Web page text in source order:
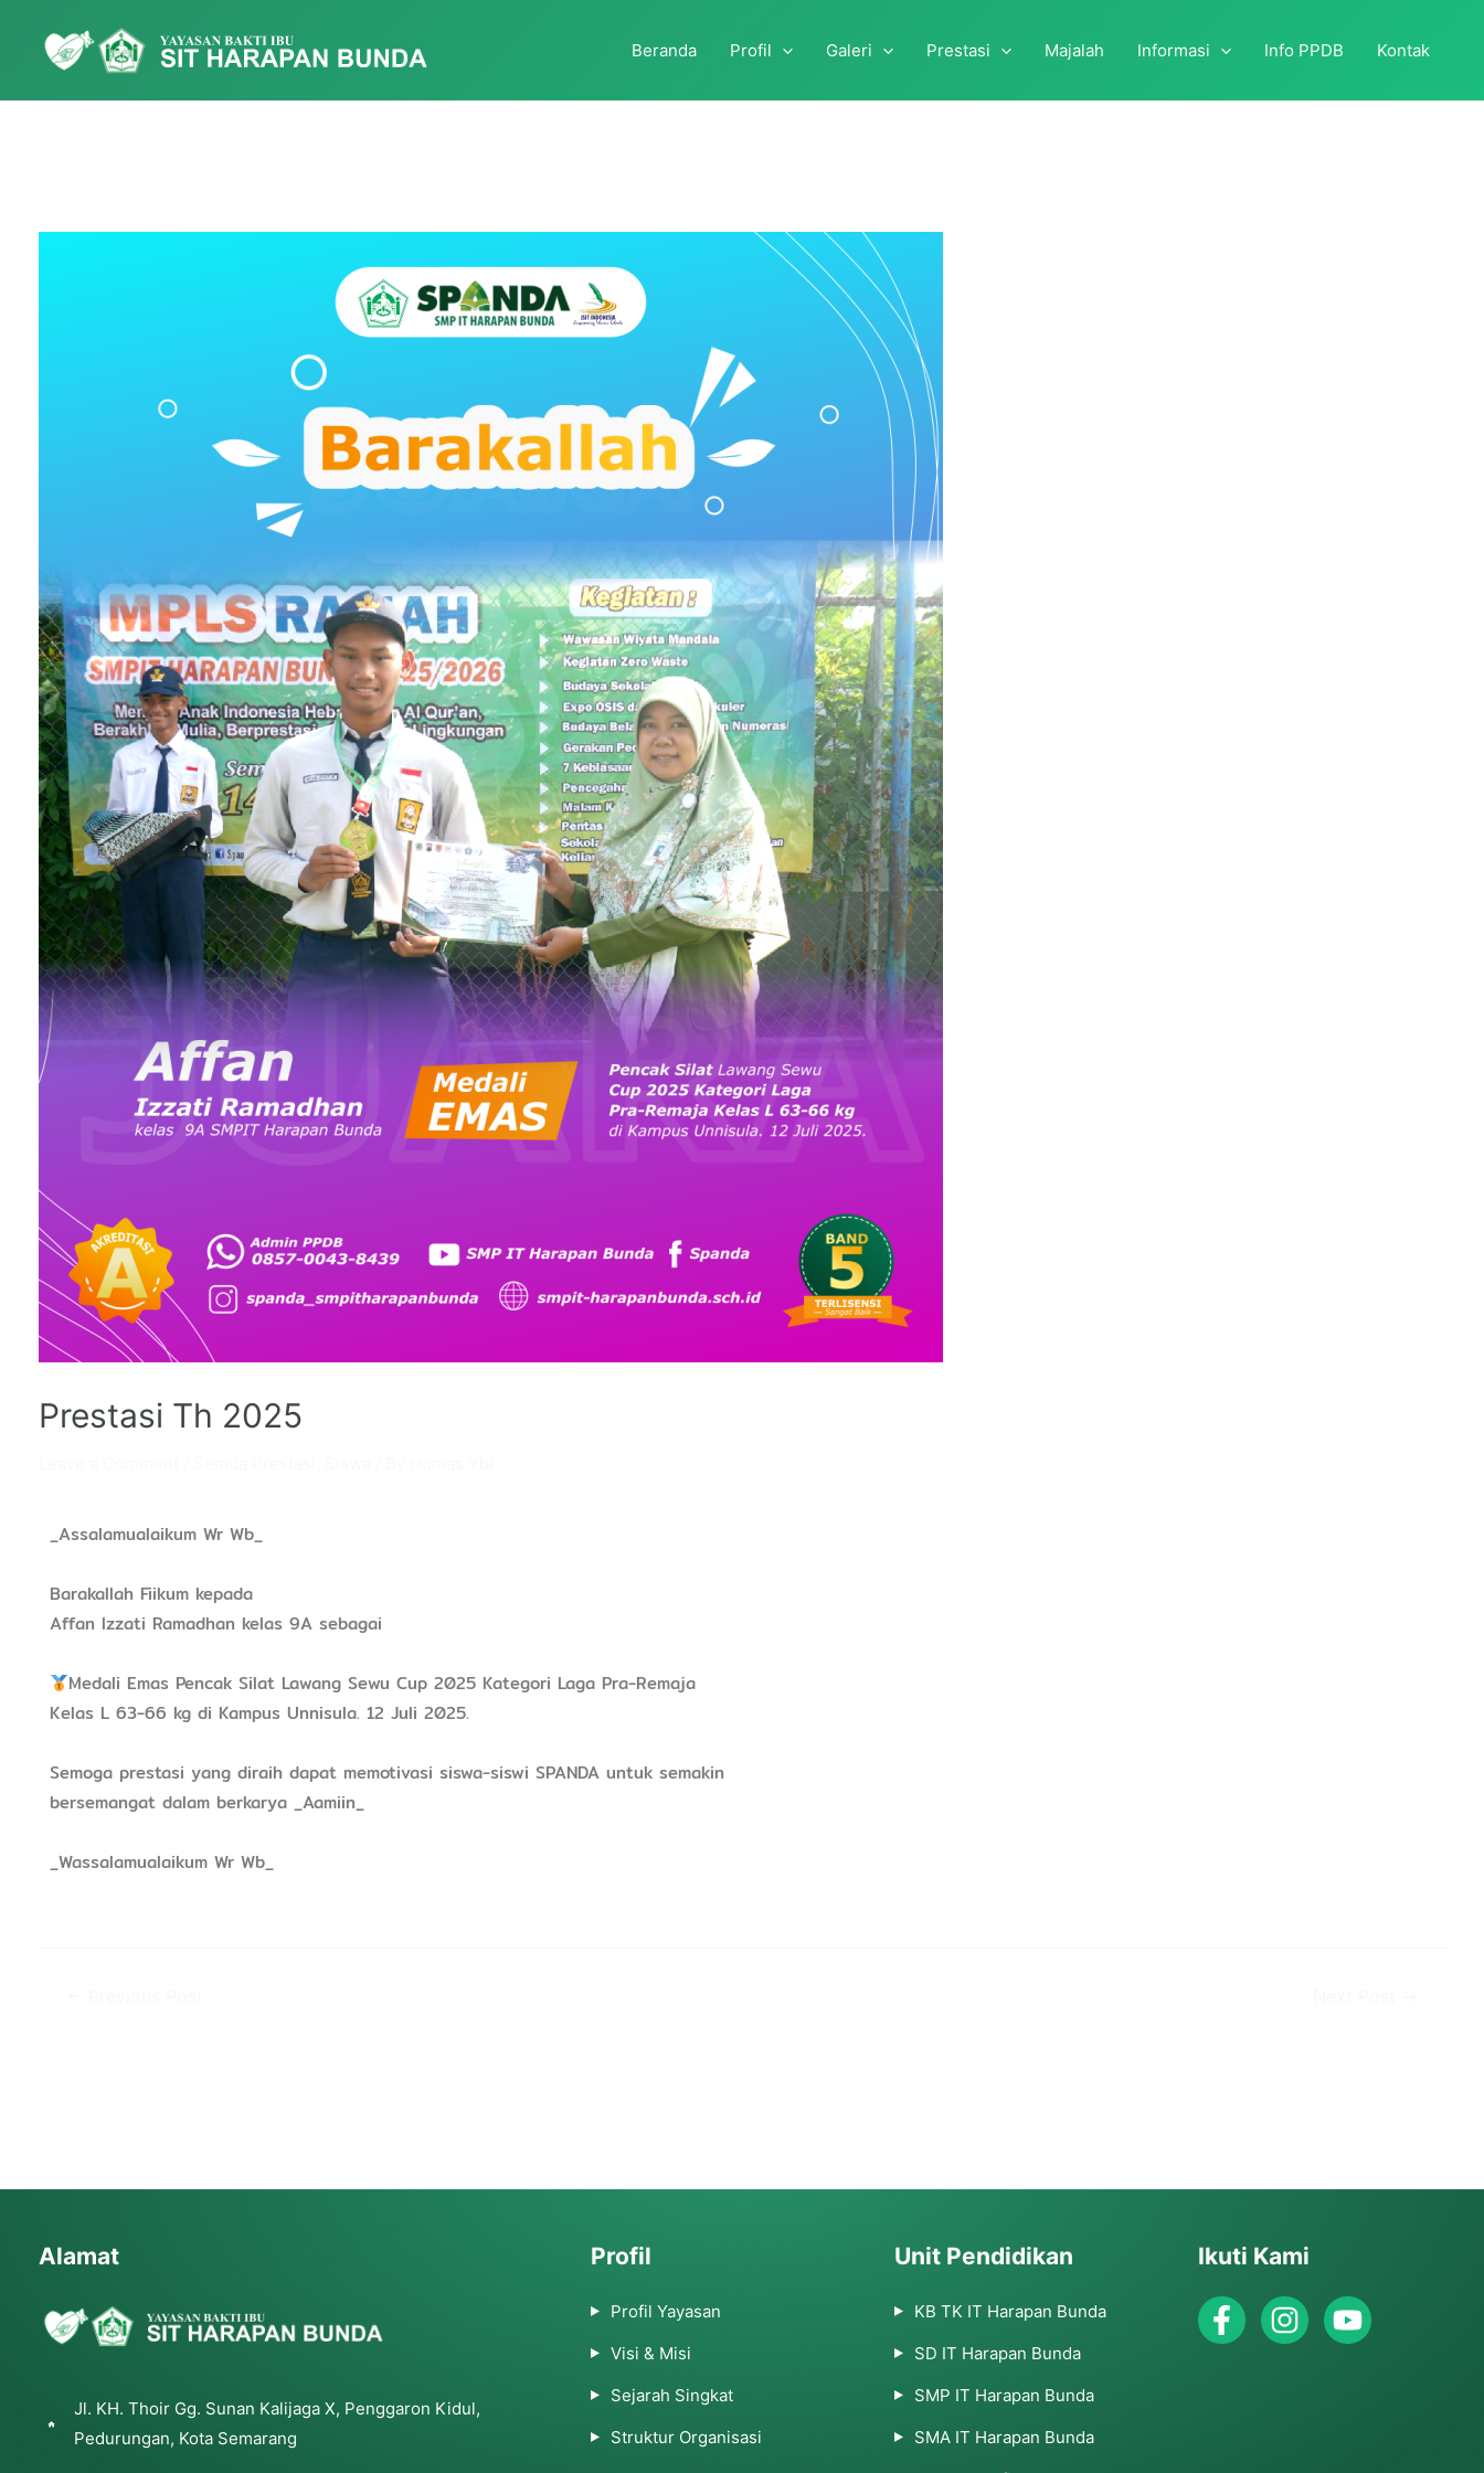
Beranda Profil Galeri Prestasi Majalah Informasi Info PPDB Kontak
Prestasi Th 2025
_Assalamualaikum Wr Wb_
Barakallah Fiikum kepada
Affan Izzati Ramadhan kelas 9A sebagai
Medali Emas Pencak Silat Lawang Sewu Cup 2025 Kategori Laga Pra-Remaja
Kelas L 63-66 kg di Kampus Unnisula. 12 Juli 2025.
Semoga prestasi yang diraih dapat memotivasi siswa-siswi SPANDA untuk semakin
bersemangat dalam berkarya _Aamiin_
_Wassalamualaikum Wr Wb_
Alamat
Jl. KH. Thoir Gg. Sunan Kalijaga X, Penggaron Kidul,
Pedurungan, Kota Semarang
Profil
Profil Yayasan
Visi & Misi
Sejarah Singkat
Struktur Organisasi
Unit Pendidikan
KB TK IT Harapan Bunda
SD IT Harapan Bunda
SMP IT Harapan Bunda
SMA IT Harapan Bunda
Ikuti Kami